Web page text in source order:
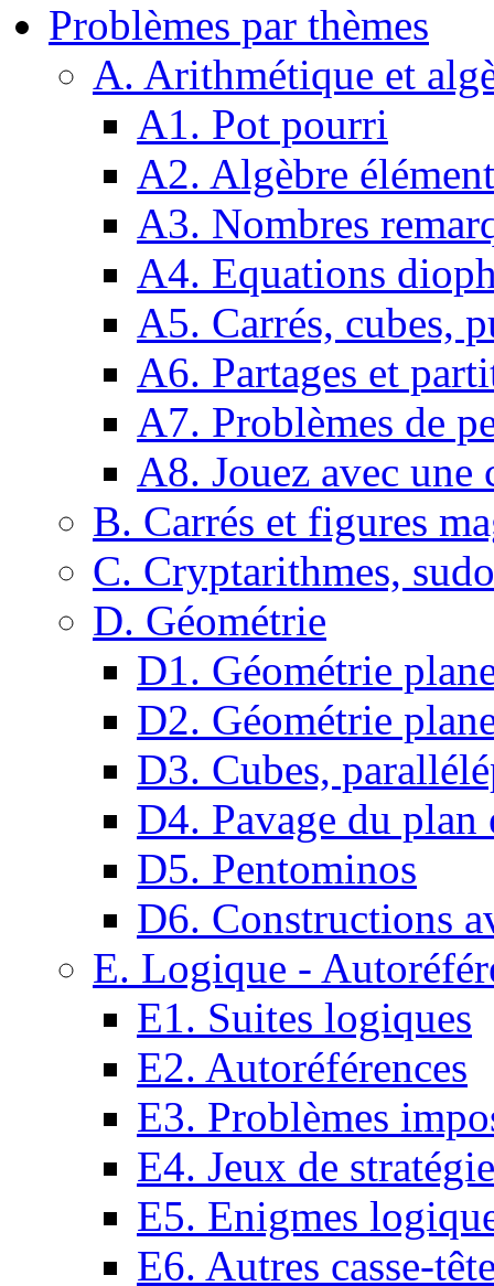
Problèmes par thèmes
A. Arithmétique et
A1. Pot pourri
A2. Algèbre
A3. Nombres
A4. Equations
A5. Carrés, cubes,
A6. Partages et
A7. Problèmes de
A8. Jouez avec une
B. Carrés et figures
C. Cryptarithmes,
D. Géométrie
D1. Géométrie
D2. Géométrie
D3. Cubes,
D4. Pavage du plan
D5. Pentominos
D6. Constructions
E. Logique -
E1. Suites logiques
E2. Autoréférences
E3. Problèmes
E4. Jeux de stratégie
E5. Enigmes
E6. Autres casse-